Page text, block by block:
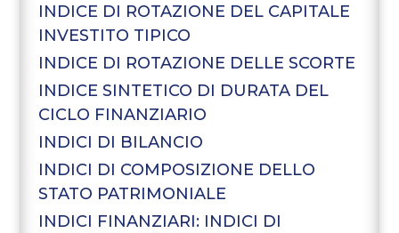
INDICE DI ROTAZIONE DEL CAPITALE
INVESTITO TIPICO
INDICE DI ROTAZIONE DELLE SCORTE
INDICE SINTETICO DI DURATA DEL
CICLO FINANZIARIO
INDICI DI BILANCIO
INDICI DI COMPOSIZIONE DELLO
STATO PATRIMONIALE
INDICI FINANZIARI: INDICI DI